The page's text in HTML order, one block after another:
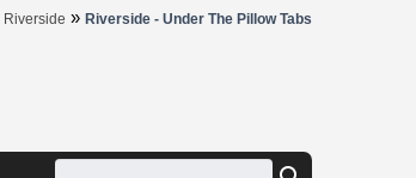
Riverside » Riverside - Under The Pillow Tabs